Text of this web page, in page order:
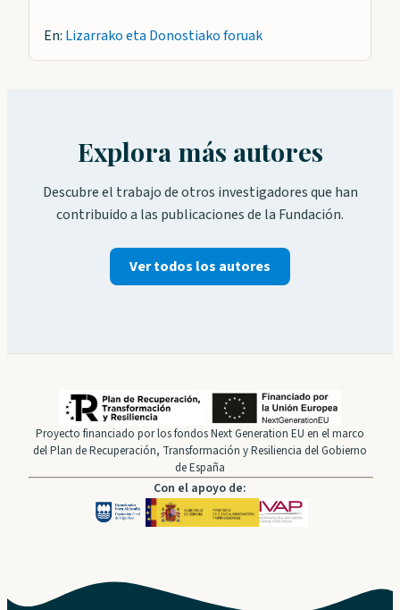
En: Lizarrako eta Donostiako foruak
Explora más autores
Descubre el trabajo de otros investigadores que han
contribuido a las publicaciones de la Fundación.
Ver todos los autores
Proyecto financiado por los fondos Next Generation EU en el marco
del Plan de Recuperación, Transformación y Resiliencia del Gobierno
de España
Con el apoyo de: